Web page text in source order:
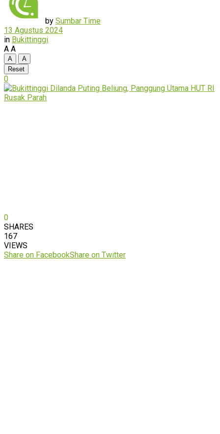
by Sumbar Time
13 Agustus 2024
in Bukittinggi
A A
A
A
Reset
0
0
SHARES
167
VIEWS
Share on FacebookShare on Twitter